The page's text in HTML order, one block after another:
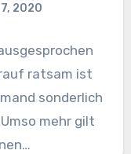
2020
ratsam ist
sonderlich
mehr gilt